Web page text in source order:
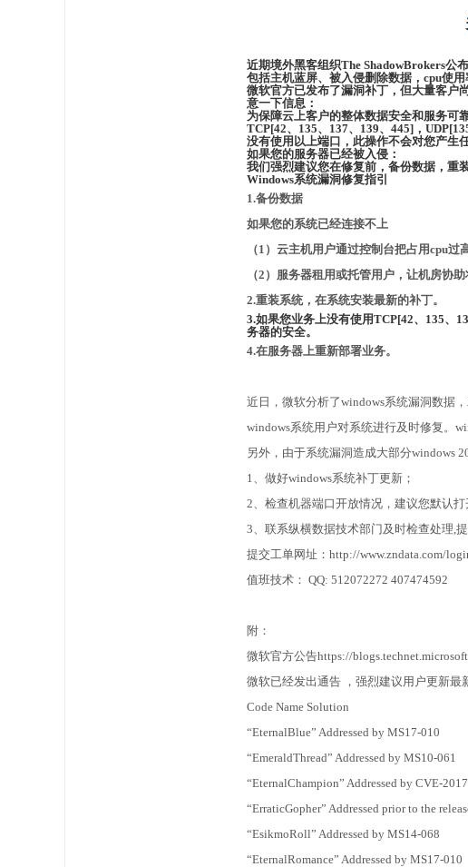
近期境外黑客组织The ShadowBrokers公
包括主机蓝屏、被入侵删除数据，cpu使
微软官方已发布了漏洞补丁 ，但大量客户
意一下信息：
为保障云上客户的整体数据安全和服务可
TCP[42、135、137、139、445]，
没有使用以上端口，此操作不会对您产生
如果您的服务器已经被入侵：
我们强烈建议您在修复前，备份数据，重
Windows系统漏洞修复指引
1.备份数据
如果您的系统已经连接不上
（1）云主机用户通过控制台把占用cpu
（2）服务器租用或托管用户，让机房协
2.重装系统，在系统安装最新的补丁。
3.如果您业务上没有使用TCP[42、135、
务器的安全。
4.在服务器上重新部署业务。
近日，微软分析了windows系统漏洞数据
windows系统用户对系统进行及时修复。
另外，由于系统漏洞造成大部分windows
1、做好windows系统补丁更新；
2、检查机器端口开放情况，建议您默认
3、联系纵横数据技术部门及时检查处理,
提交工单网址：http://www.zndata.com/
值班技术： QQ: 512072272 407474592
附：
微软官方公告https://
微软已经发出通告 ，强烈建议用户更新最
Code Name Solution
“EternalBlue” Addressed by MS17-010
“EmeraldThread” Addressed by MS10-061
“EternalChampion” Addressed by CVE-
“ErraticGopher” Addressed prior to the
“EsikmoRoll” Addressed by MS14-068
“EternalRomance” Addressed by MS17-010